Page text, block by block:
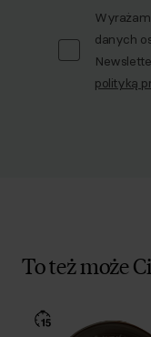
danych
polityką
To też może